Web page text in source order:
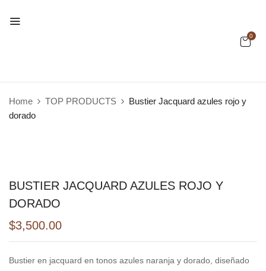
0
Home TOP PRODUCTS
Bustier Jacquard azules rojo y
dorado
BUSTIER JACQUARD AZULES ROJO Y
DORADO
$3,500.00
Bustier en jacquard en tonos azules naranja y dorado, diseñado